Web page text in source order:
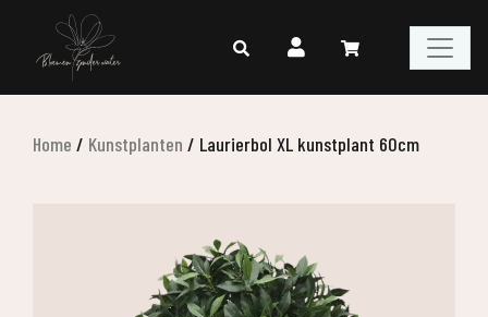
Home / Kunstplanten / Laurierbol XL kunstplant 60cm